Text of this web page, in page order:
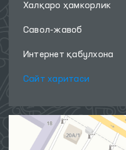
Халқаро ҳамкорлик
Савол-жавоб
Интернет қабулхона
Сайт харитаси